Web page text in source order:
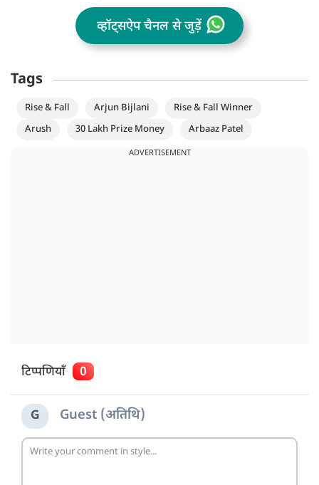
व्हॉट्सऐप चैनल से जुड़ें
Tags
Rise & Fall Arjun Bijlani
Rise & Fall Winner
Arush
30 Lakh Prize Money Arbaaz Patel
ADVERTISEMENT
टिप्पणियाँ 0
G Guest (अतिथि)